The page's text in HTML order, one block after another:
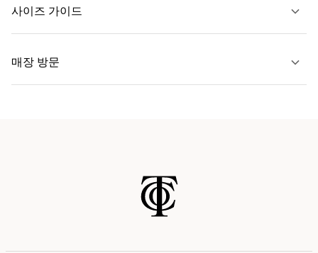
사이즈 가이드
자세히 보기
매장 방문